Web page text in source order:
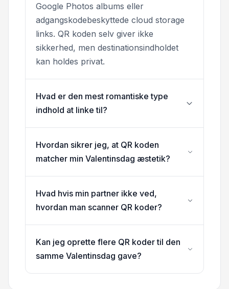
Google Photos albums eller
adgangskodebeskyttede cloud storage
links. QR koden selv giver ikke
sikkerhed, men destinationsindholdet
kan holdes privat.
Hvad er den mest romantiske type
indhold at linke til?
Hvordan sikrer jeg, at QR koden
matcher min Valentinsdag æstetik?
Hvad hvis min partner ikke ved,
hvordan man scanner QR koder?
Kan jeg oprette flere QR koder til den
samme Valentinsdag gave?